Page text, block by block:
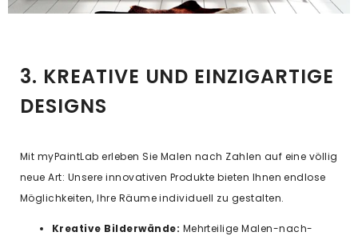
3. KREATIVE UND EINZIGARTIGE
DESIGNS
Mit myPaintLab erleben Sie Malen nach Zahlen auf eine völlig
neue Art: Unsere innovativen Produkte bieten Ihnen endlose
Möglichkeiten, Ihre Räume individuell zu gestalten.
Kreative Bilderwände: Mehrteilige Malen-nach-